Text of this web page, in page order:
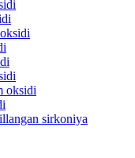
oksidi
sirkoniya